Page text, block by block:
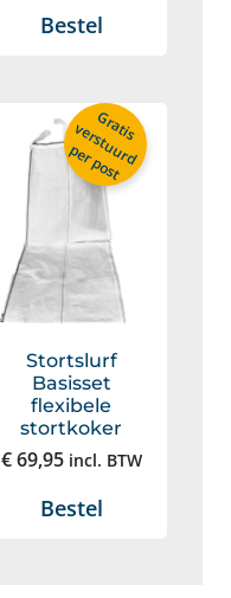
Bestel
G
r
a
t
is
v
e
r
s
t
u
u
r
d
per post
Stortslurf
Basisset
flexibele
stortkoker
€69,95 incl. BTW
Bestel